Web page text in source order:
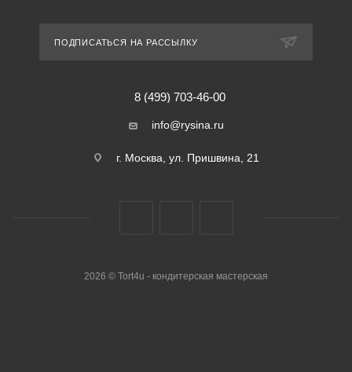
ПОДПИСАТЬСЯ НА РАССЫЛКУ
8 (499) 703-46-00
info@rysina.ru
г. Москва, ул. Пришвина, 21
2026 © Tort4u - кондитерская мастерская